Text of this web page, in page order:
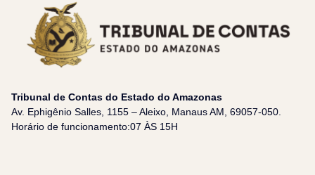
Tribunal de Contas do Estado do Amazonas
Av. Ephigênio Salles, 1155 – Aleixo, Manaus AM, 69057-050.
Horário de funcionamento:07 ÀS 15H